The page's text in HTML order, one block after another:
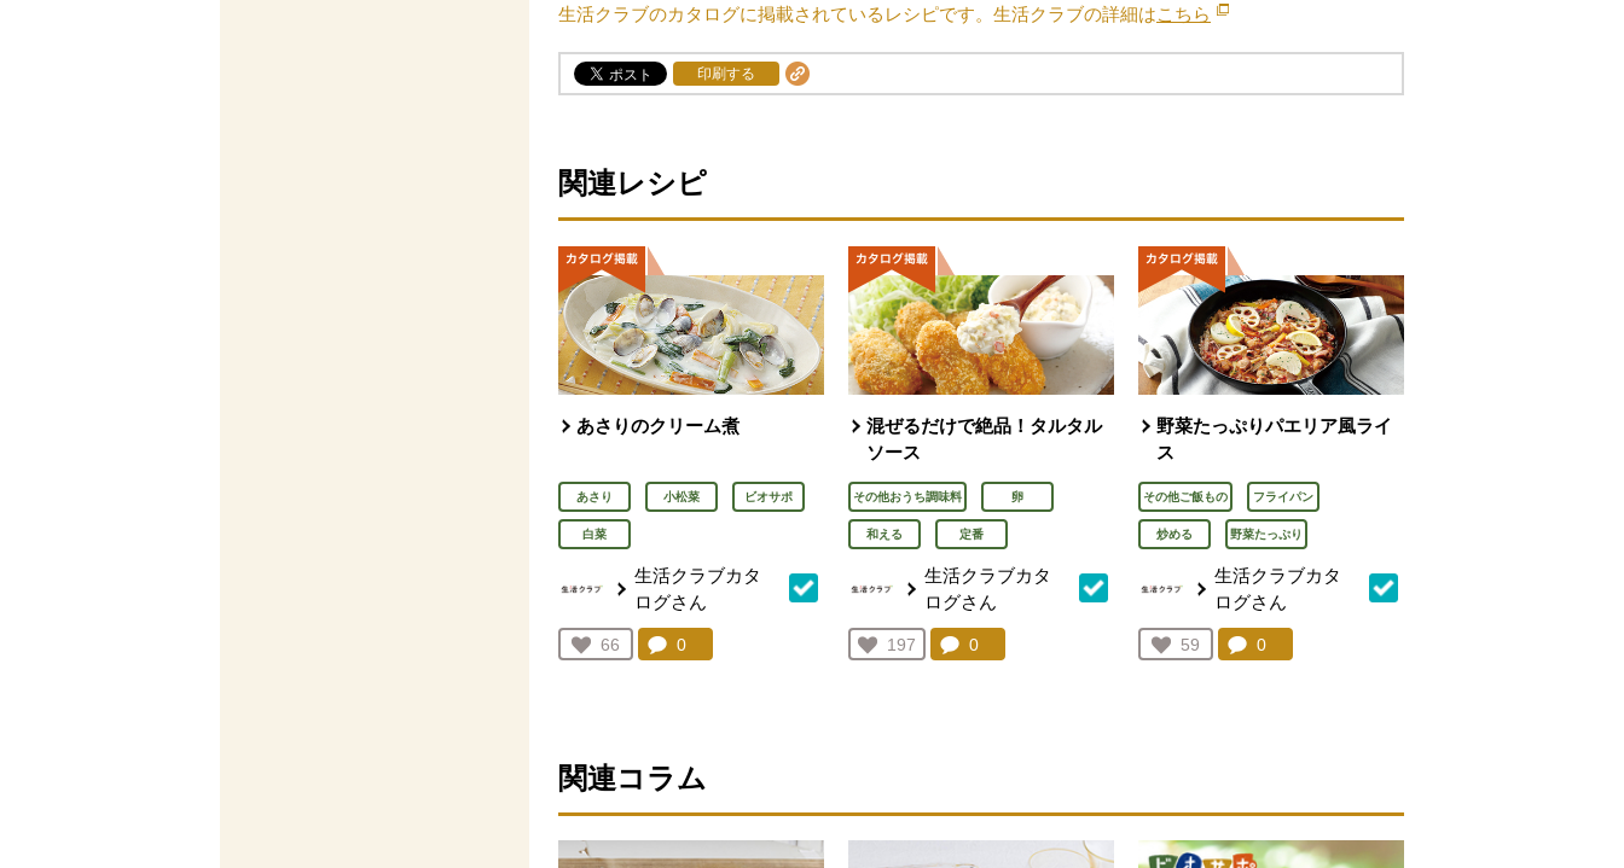
生活クラブのカタログに掲載されているレシピです。生活クラブの詳細はこちら 別のウィンドウで開きます。
印刷する
関連レシピ
あさりのクリーム煮
あさり 小松菜 ビオサポ
白菜
生活クラブカタ
ログさん
お気に入り登録：
66
人が登録
コメント：
0
混ぜるだけで絶品！タルタル
ソース
その他おうち調味料 卵
和える 定番
生活クラブカタ
ログさん
お気に入り登録：
197
人が登録
コメント：
0件。コメントを見る。
野菜たっぷりパエリア風ライ
ス
その他ご飯もの フライパン
炒める 野菜たっぷり
生活クラブカタ
ログさん
お気に入り登録：
59
人が登録
コメント：
0件。コメントを見る。
関連コラム